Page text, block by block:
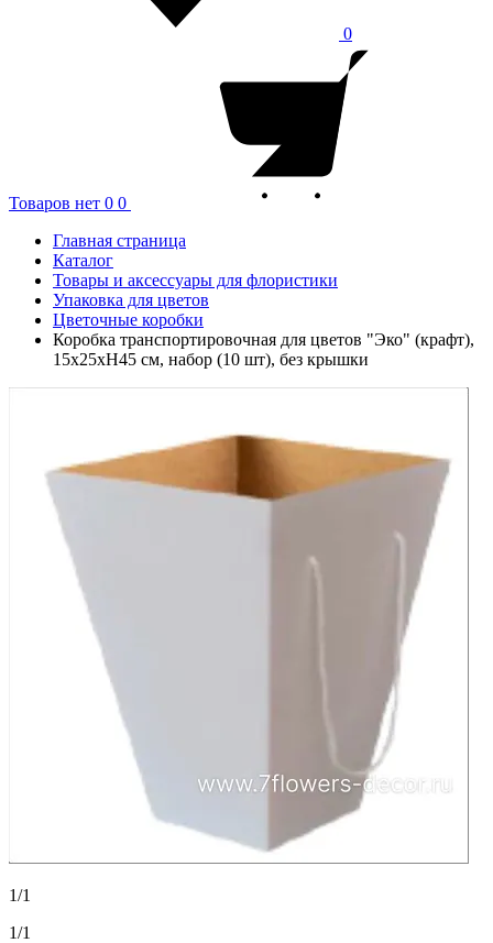
0
Товаров нет 0 0
Главная страница
Каталог
Товары и аксессуары для флористики
Упаковка для цветов
Цветочные коробки
Коробка транспортировочная для цветов "Эко" (крафт),
15x25xH45 см, набор (10 шт), без крышки
1/1
1/1